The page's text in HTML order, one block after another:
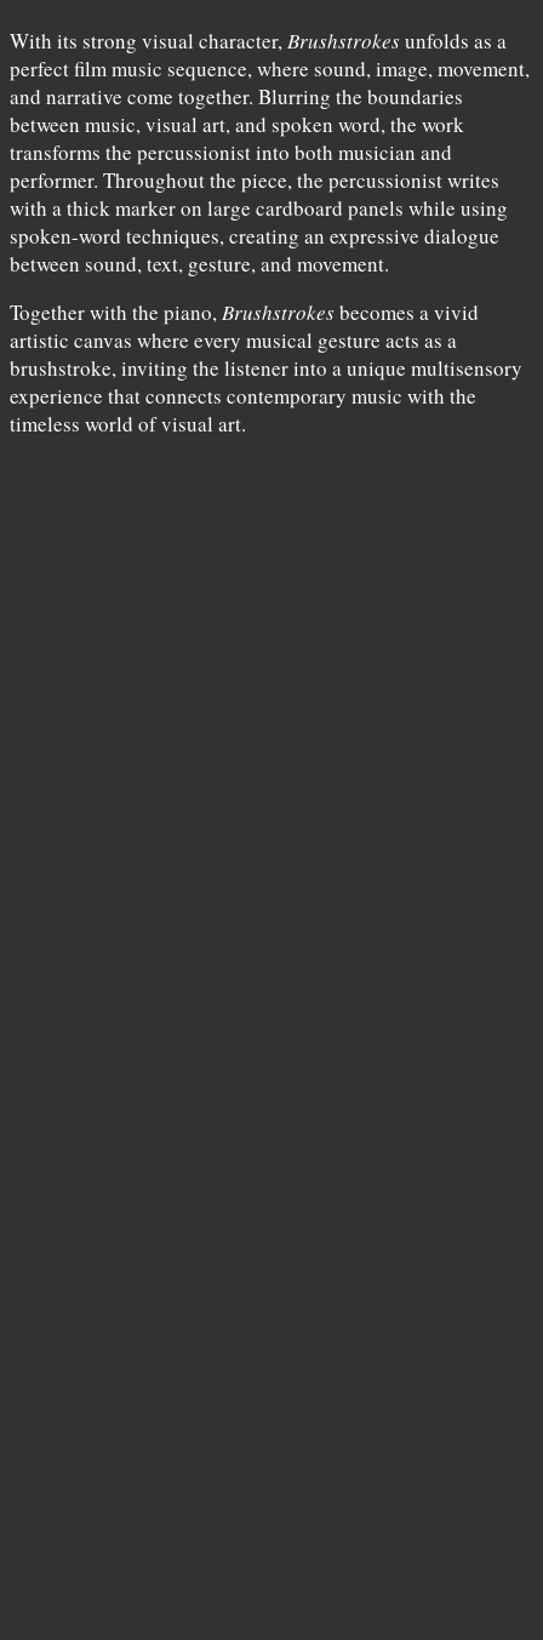
With its strong visual character,Brushstrokesunfolds as a
perfect film music sequence, where sound, image, movement,
and narrative come together. Blurring the boundaries
between music, visual art, and spoken word, the work
transforms the percussionist into both musician and
performer. Throughout the piece, the percussionist writes
with a thick marker on large cardboard panels while using
spoken-word techniques, creating an expressive dialogue
between sound, text, gesture, and movement.
Together with the piano,Brushstrokesbecomes a vivid
artistic canvas where every musical gesture acts as a
brushstroke, inviting the listener into a unique multisensory
experience that connects contemporary music with the
timeless world of visual art.